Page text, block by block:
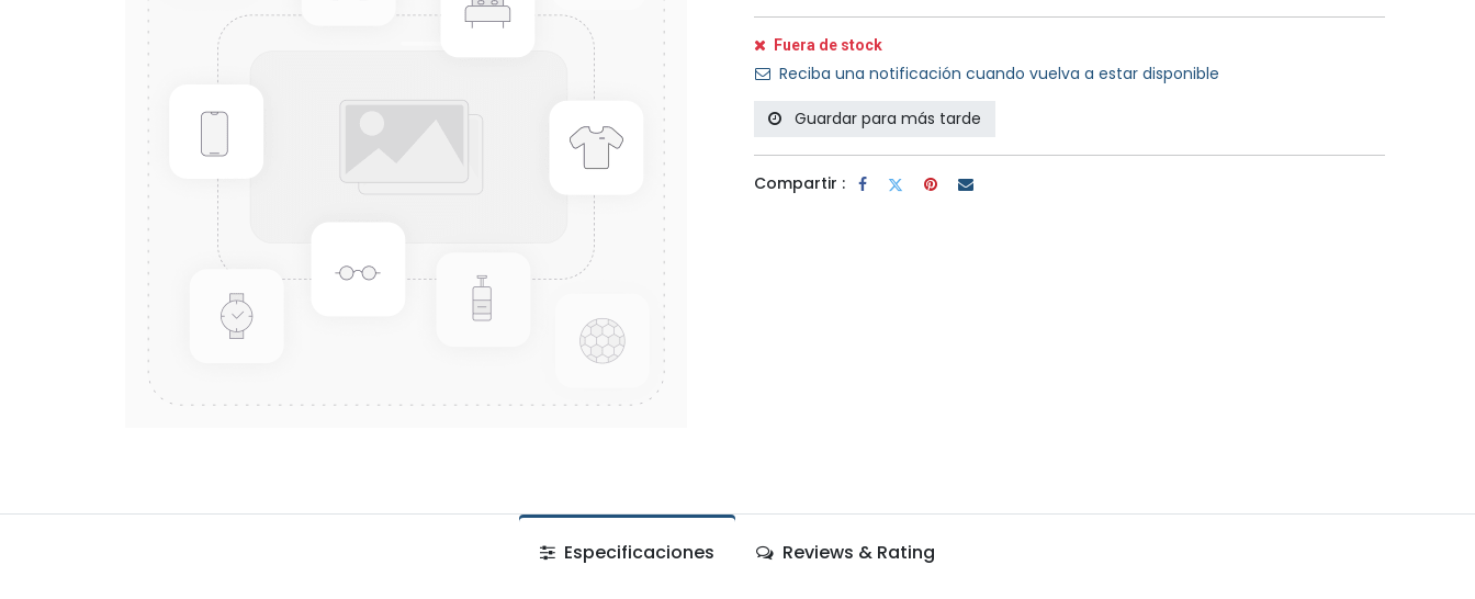
Fuera de stock
Reciba una notificación cuando vuelva a estar disponible
Guardar para más tarde
Compartir :
Especificaciones Reviews & Rating